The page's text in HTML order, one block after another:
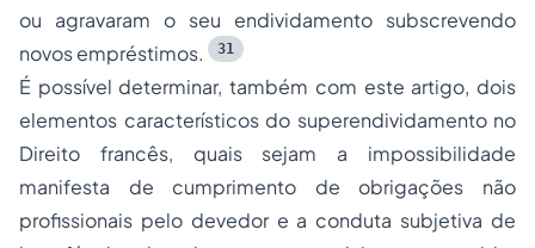
ou agravaram o seu endividamento subscrevendo
novos empréstimos.
31
É possível determinar, também com este artigo, dois
elementos característicos do superendividamento no
Direito francês, quais sejam a impossibilidade
manifesta de cumprimento de obrigações não
profissionais pelo devedor e a conduta subjetiva de